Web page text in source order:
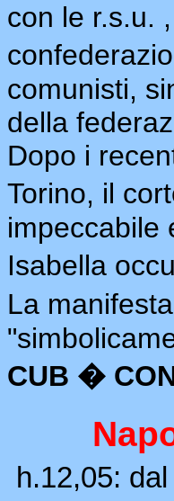
con le r.s.u.
comunisti,
della
Dopo i
Torino, il
Isabella
La
CUB �
h.12,05: